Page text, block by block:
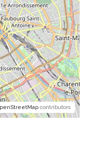
contributors